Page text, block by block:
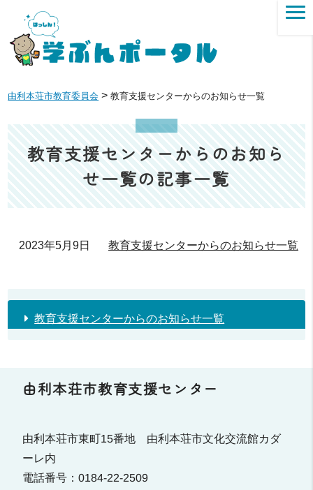
由利本荘市教育委員会 >教育支援センターからのお知らせ一覧
教育支援センターからのお知ら
せ一覧の記事一覧
2023年5月9日 教育支援センターからのお知らせ一覧
教育支援センターからのお知らせ一覧
由利本荘市教育支援センター
由利本荘市東町15番地 由利本荘市文化交流館カダ
ーレ内
電話番号：0184-22-2509